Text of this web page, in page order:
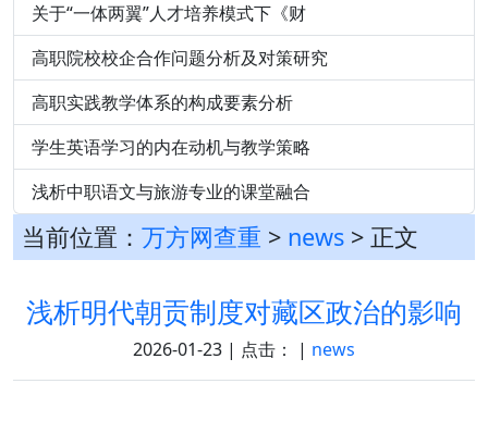
关于“一体两翼”人才培养模式下《财
高职院校校企合作问题分析及对策研究
高职实践教学体系的构成要素分析
学生英语学习的内在动机与教学策略
浅析中职语文与旅游专业的课堂融合
当前位置： 万方网查重 > news > 正文
浅析明代朝贡制度对藏区政治的影响
2026-01-23 | 点击： | news